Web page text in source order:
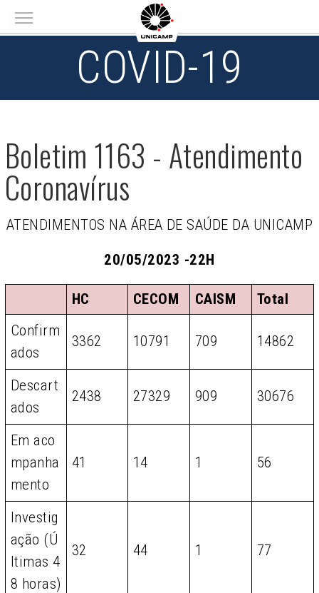
Main menu
COVID-19
Boletim 1163 - Atendimento
Coronavírus
ATENDIMENTOS NA ÁREA DE SAÚDE DA UNICAMP
20/05/2023 -22H
HC CECOM CAISM
Total
Confirm
ados
3362 10791 709 14862
Descart
ados
2438 27329 909 30676
Em aco
mpanha
mento
41 14 1 56
Investig
ação (Ú
ltimas 4
8 horas)
32 44 1 77